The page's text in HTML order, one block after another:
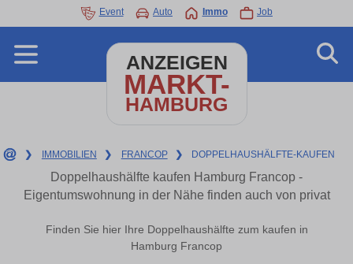
Event Auto Immo Job
ANZEIGEN
MARKT-
HAMBURG
❯ IMMOBILIEN ❯ FRANCOP ❯ DOPPELHAUSHÄLFTE-KAUFEN
Doppelhaushälfte kaufen Hamburg Francop -
Eigentumswohnung in der Nähe finden auch von privat
Finden Sie hier Ihre Doppelhaushälfte zum kaufen in
Hamburg Francop